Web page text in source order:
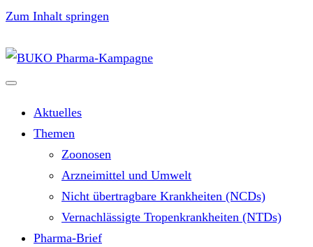
Zum Inhalt springen
Aktuelles
Themen
Zoonosen
Arzneimittel und Umwelt
Nicht übertragbare Krankheiten (NCDs)
Vernachlässigte Tropenkrankheiten (NTDs)
Pharma-Brief